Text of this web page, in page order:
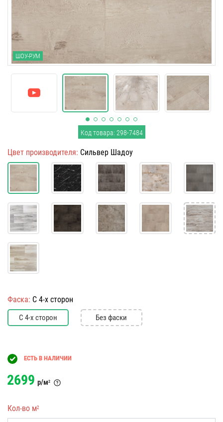
ШОУ-РУМ
Код товара: 298-7484
Цвет производителя: Сильвер Шадоу
Фаска: С 4-х сторон
С 4-х сторон Без фаски
ЕСТЬ В НАЛИЧИИ
2699 р/м2
Кол-во м2